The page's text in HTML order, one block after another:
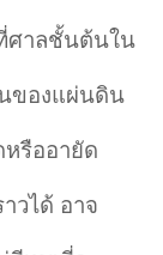
ศาลชั้นต้นใน
ของแผ่นดิน
รืออายัด
วได้ อาจ